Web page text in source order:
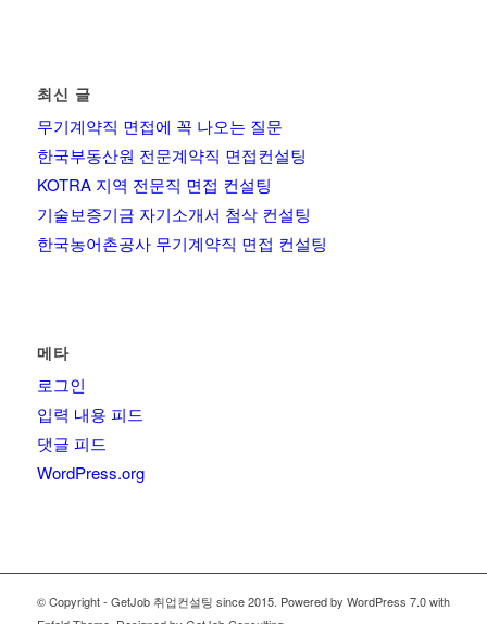
최신 글
무기계약직 면접에 꼭 나오는 질문
한국부동산원 전문계약직 면접컨설팅
KOTRA 지역 전문직 면접 컨설팅
기술보증기금 자기소개서 첨삭 컨설팅
한국농어촌공사 무기계약직 면접 컨설팅
메타
로그인
입력 내용 피드
댓글 피드
WordPress.org
© Copyright - GetJob 취업컨설팅 since 2015. Powered by WordPress 7.0 with